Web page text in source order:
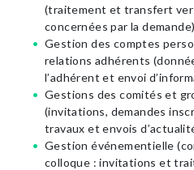
(traitement et transfert
concernées par la
Gestion des comptes
relations adhérents
l’adhérent et envoi
Gestions des comités et
(invitations, demandes
travaux et envois
Gestion événementielle
colloque : invitations et